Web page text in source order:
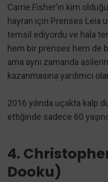
Carrie Fisher’ın kim
hayran için Prenses Leia
temsil ediyordu ve hala
hem bir prenses hem de
ama aynı zamanda
kazanmasına yardımcı
2016 yılında uçakta kalp
ettiğinde sadece 60
4.
Dooku)